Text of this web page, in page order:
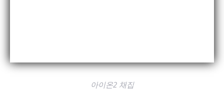
아이온2 채집